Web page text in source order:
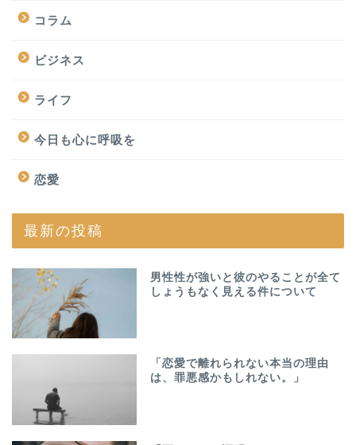
コラム
ビジネス
ライフ
今日も心に呼吸を
恋愛
最新の投稿
男性性が強いと彼のやることが全て
しょうもなく見える件について
「恋愛で離れられない本当の理由
は、罪悪感かもしれない。」